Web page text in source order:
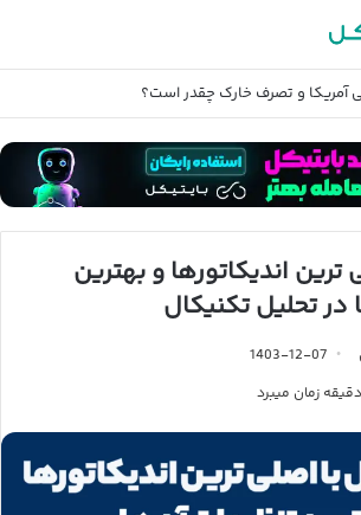
ترین اندیکاتورها و بهترین
در تحلیل تکنیکال
1403-12-07